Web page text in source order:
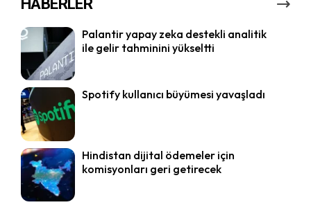
HABERLER
Palantir yapay zeka destekli analitik
ile gelir tahminini yükseltti
Spotify kullanıcı büyümesi yavaşladı
Hindistan dijital ödemeler için
komisyonları geri getirecek